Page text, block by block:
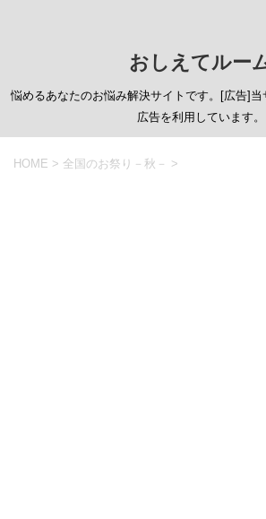
おしえてルー
悩めるあなたのお悩み解決サイトです。[広告]当
広告を利用しています。
HOME > 全国のお祭り－秋－ >